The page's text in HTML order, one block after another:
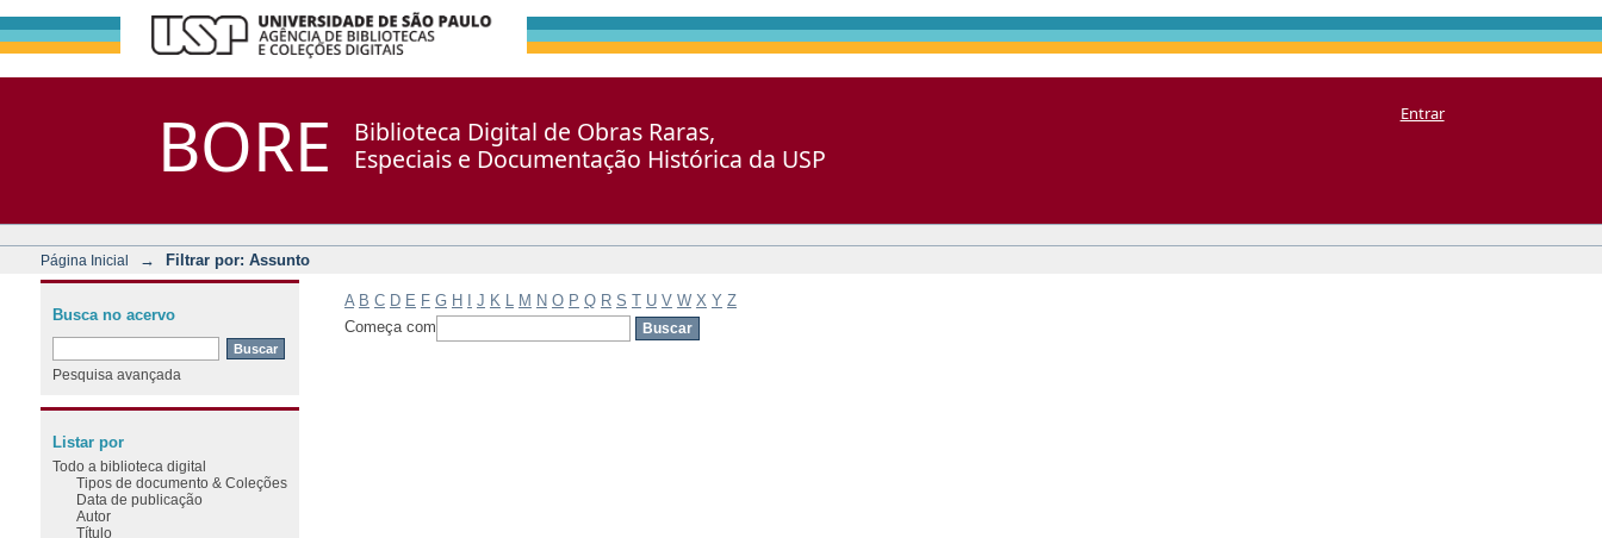
BORE
Biblioteca Digital de Obras Raras,
Especiais e Documentação Histórica da USP
Entrar
Página Inicial → Filtrar por: Assunto
A B C D E F G H J K M N O P Q R S T U V W X Y Z
Começa com
Busca no acervo
Pesquisa avançada
Listar por
Todo a biblioteca digital
Tipos de documento & Coleções
Data de publicação
Autor
Título